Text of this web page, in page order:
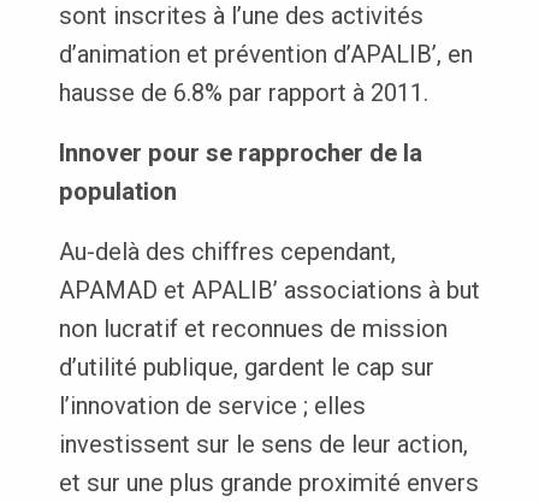
sont inscrites à l’une des activités
d’animation et prévention d’APALIB’, en
hausse de 6.8% par rapport à 2011.
Innover pour se rapprocher de la
population
Au-delà des chiffres cependant,
APAMAD et APALIB’ associations à but
non lucratif et reconnues de mission
d’utilité publique, gardent le cap sur
l’innovation de service ; elles
investissent sur le sens de leur action,
et sur une plus grande proximité envers